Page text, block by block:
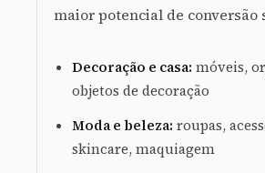
maior potencial de conversão
Decoração e casa: móveis,
objetos de decoração
Moda e beleza: roupas,
skincare, maquiagem